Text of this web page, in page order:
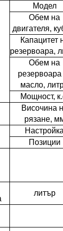
Модел
Обем на
двигателя,
Капацитет
резервоара,
Обем на
резервоара
масло,
Мощност,
Височина
рязане,
Позиции
литър